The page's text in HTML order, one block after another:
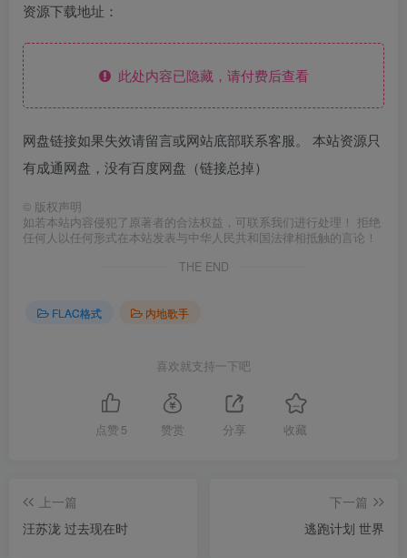
资源下载地址：
此处内容已隐藏，请付费后查看
网盘链接如果失效请留言或网站底部联系客服。 本站资源只
有成通网盘，没有百度网盘（链接总掉）
© 版权声明
如若本站内容侵犯了原著者的合法权益，可联系我们进行处理！ 拒绝
任何人以任何形式在本站发表与中华人民共和国法律相抵触的言论！
THE END
FLAC格式 内地歌手
喜欢就支持一下吧
点赞 5 赞赏 分享 收藏
上一篇
汪苏泷 过去现在时
下一篇
逃跑计划 世界